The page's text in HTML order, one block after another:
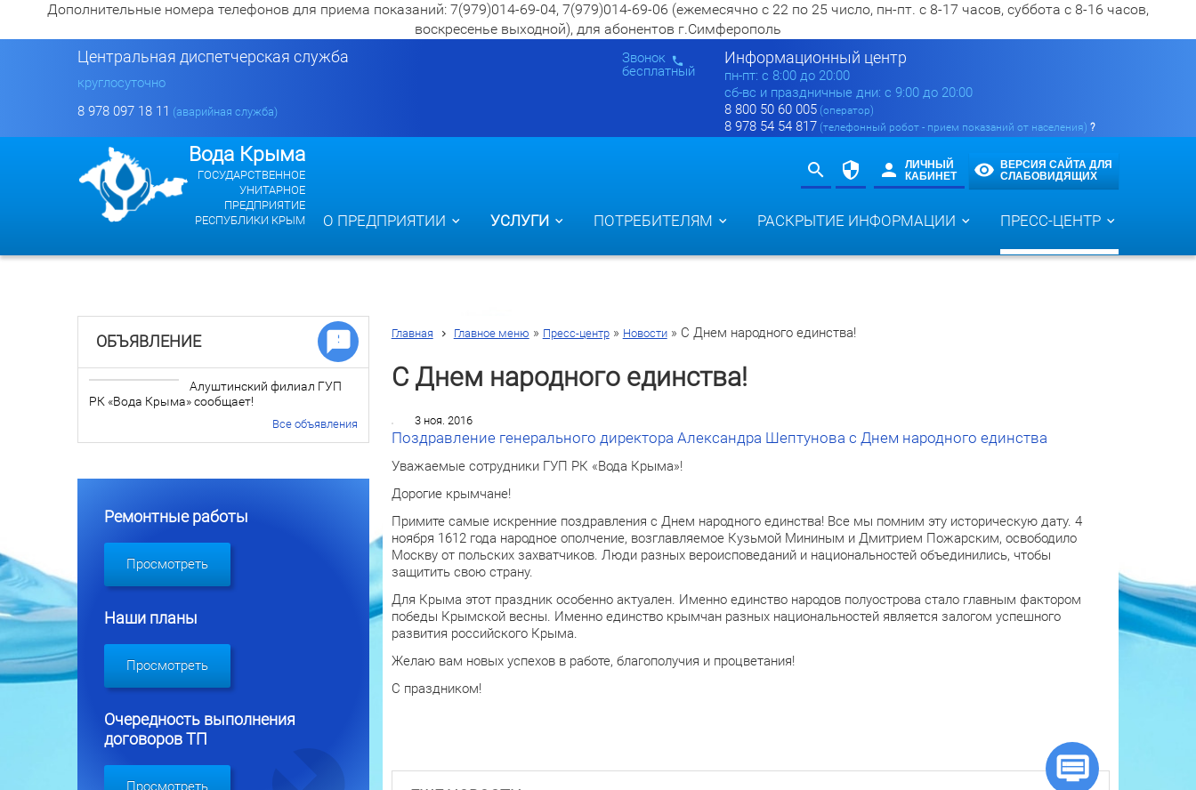
Дополнительные номера телефонов для приема показаний: 7(979)014-69-04, 7(979)014-69-06 (ежемесячно с 22 по 25 число, пн-пт. с 8-17 часов, суббота с 8-16 часов,
воскресенье выходной), для абонентов г.Симферополь
Информационный центр
пн-пт: c 8:00 до 20:00
сб-вс и праздничные дни: с 9:00 до 20:00
8 800 50 60 005 (оператор)
8 978 54 54 817 (телефонный робот - прием показаний от населения) ?
Звонок
бесплатный
Центральная диспетчерская служба
круглосуточно
8 978 097 18 11 (аварийная служба)
Вода Крыма
ГОСУДАРСТВЕННОЕ
УНИТАРНОЕ
ПРЕДПРИЯТИЕ
РЕСПУБЛИКИ КРЫМ
ЛИЧНЫЙ
КАБИНЕТ
ВЕРСИЯ САЙТА ДЛЯ
СЛАБОВИДЯЩИХ
О ПРЕДПРИЯТИИ УСЛУГИ ПОТРЕБИТЕЛЯМ РАСКРЫТИЕ ИНФОРМАЦИИ ПРЕСС-ЦЕНТР
Главная Главное меню » Пресс-центр» Новости» С Днем народного единства!
С Днем народного единства!
3 ноя. 2016
Поздравление генерального директора Александра Шептунова с Днем народного единства
Уважаемые сотрудники ГУП РК «Вода Крыма»!
Дорогие крымчане!
Примите самые искренние поздравления с Днем народного единства! Все мы помним эту историческую дату. 4
ноября 1612 года народное ополчение, возглавляемое Кузьмой Мининым и Дмитрием Пожарским, освободило
Москву от польских захватчиков. Люди разных вероисповеданий и национальностей объединились, чтобы
защитить свою страну.
Для Крыма этот праздник особенно актуален. Именно единство народов полуострова стало главным фактором
победы Крымской весны. Именно единство крымчан разных национальностей является залогом успешного
развития российского Крыма.
Желаю вам новых успехов в работе, благополучия и процветания!
С праздником!
ОБЪЯВЛЕНИЕ
Алуштинский филиал ГУП
РК «Вода Крыма» сообщает!
Все объявления
Ремонтные работы
Просмотреть
Наши планы
Просмотреть
Очередность выполнения
договоров ТП
Просмотреть